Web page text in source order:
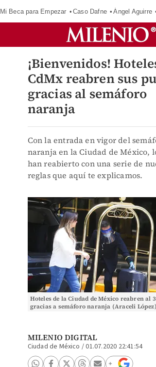
Mi Beca para Empezar Caso Dafne Ángel Aguirre
¡Bienvenidos!
CdMx reabren sus
gracias al semáforo
naranja
Con la entrada en vigor del
naranja en la Ciudad de México,
han reabierto con una serie de
reglas que aquí te explicamos.
Hoteles de la Ciudad de México reabren al
gracias a semáforo naranja (Araceli
MILENIO DIGITAL
Ciudad de México /01.07.2020 22:41:54